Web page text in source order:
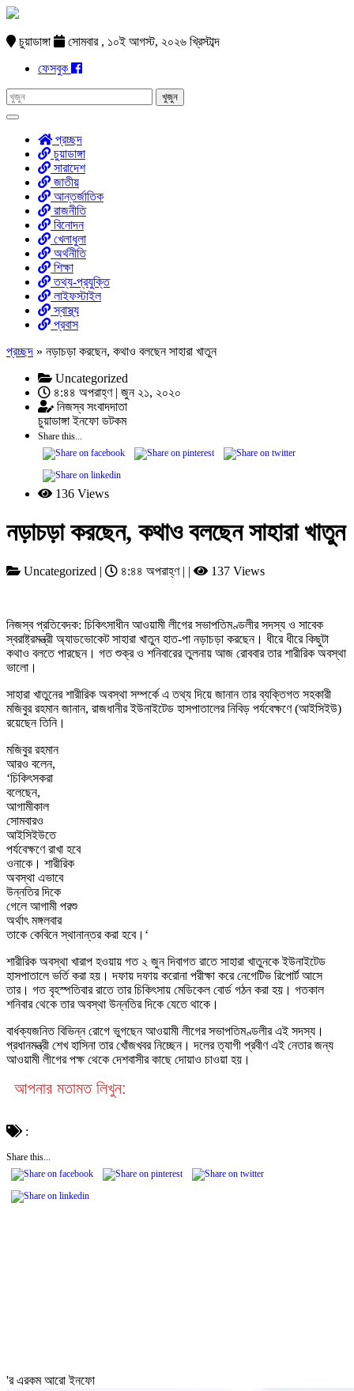
চুয়াডাঙ্গা
সোমবার , ১০ই আগস্ট, ২০২৬ খ্রিস্টাব্দ
ফেসবুক
প্রচ্ছদ
চুয়াডাঙ্গা
সারাদেশ
জাতীয়
আন্তর্জাতিক
রাজনীতি
বিনোদন
খেলাধুলা
অর্থনীতি
শিক্ষা
তথ্য-প্রযুক্তি
লাইফস্টাইল
স্বাস্থ্য
প্রবাস
প্রচ্ছদ » নড়াচড়া করছেন, কথাও বলছেন সাহারা খাতুন
Uncategorized
৪:৪৪ অপরাহ্ণ | জুন ২১, ২০২০
নিজস্ব সংবাদদাতা
চুয়াডাঙ্গা ইনফো ডটকম
Share this...
136 Views
নড়াচড়া করছেন, কথাও বলছেন সাহারা খাতুন
Uncategorized | ৪:৪৪ অপরাহ্ণ | | 137 Views
নিজস্ব প্রতিবেদক: চিকিৎসাধীন আওয়ামী লীগের সভাপতিমণ্ডলীর সদস্য ও সাবেক
স্বরাষ্ট্রমন্ত্রী অ্যাডভোকেট সাহারা খাতুন হাত-পা নড়াচড়া করছেন। ধীরে ধীরে কিছুটা
কথাও বলতে পারছেন। গত শুক্র ও শনিবারের তুলনায় আজ রোববার তার শারীরিক অবস্থা
ভালো।
সাহারা খাতুনের শারীরিক অবস্থা সম্পর্কে এ তথ্য দিয়ে জানান তার ব্যক্তিগত সহকারী
মজিবুর রহমান জানান, রাজধানীর ইউনাইটেড হাসপাতালের নিবিড় পর্যবেক্ষণে (আইসিইউ)
রয়েছেন তিনি।
মজিবুর রহমান
আরও বলেন,
‘চিকিৎসকরা
বলেছেন,
আগামীকাল
সোমবারও
আইসিইউতে
পর্যবেক্ষণে রাখা হবে
ওনাকে। শারীরিক
অবস্থা এভাবে
উন্নতির দিকে
গেলে আগামী পরশু
অর্থাৎ মঙ্গলবার
তাকে কেবিনে স্থানান্তর করা হবে।‘
শারীরিক অবস্থা খারাপ হওয়ায় গত ২ জুন দিবাগত রাতে সাহারা খাতুনকে ইউনাইটেড
হাসপাতালে ভর্তি করা হয়। দফায় দফায় করোনা পরীক্ষা করে নেগেটিভ রিপোর্ট আসে
তার। গত বৃহস্পতিবার রাতে তার চিকিৎসায় মেডিকেল বোর্ড গঠন করা হয়। গতকাল
শনিবার থেকে তার অবস্থা উন্নতির দিকে যেতে থাকে।
বার্ধক্যজনিত বিভিন্ন রোগে ভুগছেন আওয়ামী লীগের সভাপতিমণ্ডলীর এই সদস্য।
প্রধানমন্ত্রী শেখ হাসিনা তার খোঁজখবর নিচ্ছেন। দলের ত্যাগী প্রবীণ এই নেতার জন্য
আওয়ামী লীগের পক্ষ থেকে দেশবাসীর কাছে দোয়াও চাওয়া হয়।
আপনার মতামত লিখুন:
:
Share this...
'র এরকম আরো ইনফো